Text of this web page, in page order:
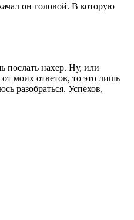
он головой. В которую
послать нахер. Ну, или
от моих ответов, то это лишь
разобраться. Успехов,